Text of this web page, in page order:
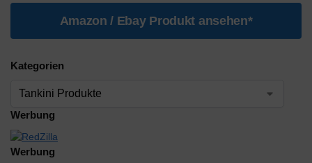
Amazon / Ebay Produkt ansehen*
Kategorien
Werbung
Werbung